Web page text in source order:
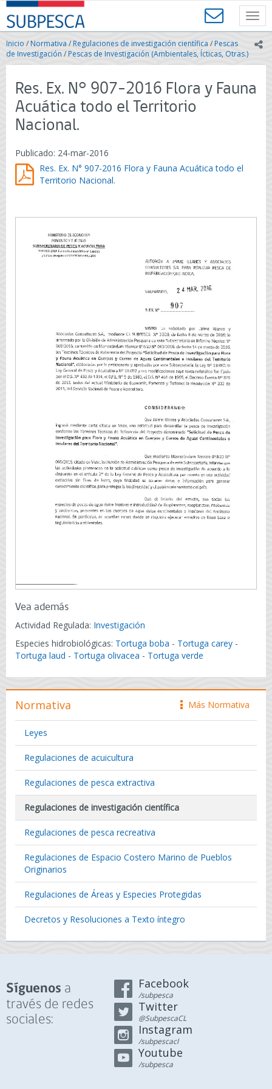
Contenido
principal
SUBPESCA
-
Subsecretaría
de
Pesca
Acuicultura
Gobierno
de
Inicio /Normativa / Regulaciones de investigación científica /Pescas
de Investigación / Pescas de Investigación (Ambientales, Ícticas, Otras.)
Res. Ex. N° 907-2016 Flora y Fauna
Acuática todo el Territorio
Nacional.
Publicado: 24-mar-2016
Res. Ex. N° 907-2016 Flora y Fauna Acuática todo el
Territorio Nacional.
Vea además
Actividad Regulada: Investigación
Especies hidrobiológicas: Tortuga boba - Tortuga carey -
Tortuga laud - Tortuga olivacea - Tortuga verde
icono
Más Normativa
Normativa
Leyes
Regulaciones de acuicultura
Regulaciones de pesca extractiva
Regulaciones de investigación científica
Regulaciones de pesca recreativa
Regulaciones de Espacio Costero Marino de Pueblos
Originarios
Regulaciones de Áreas y Especies Protegidas
Decretos y Resoluciones a Texto íntegro
Síguenos a
través de redes
sociales:
Facebook
/subpesca
Twitter
@SubpescaCL
Instagram
/subpescacl
Youtube
/subpesca